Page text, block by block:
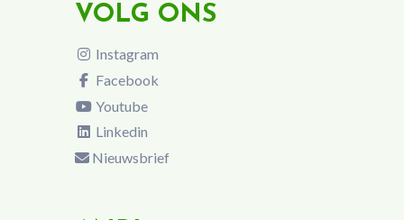
VOLG ONS
Instagram
Facebook
Youtube
Linkedin
Nieuwsbrief